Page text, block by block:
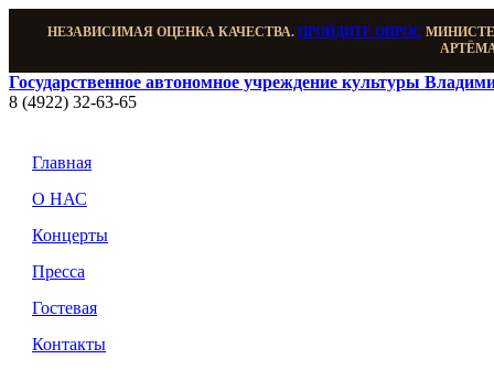
НЕЗАВИСИМАЯ ОЦЕНКА КАЧЕСТВА. ПРОЙДИТЕ ОПРОС
Государственное автономное учреждение культуры
8 (4922) 32-63-65
Главная
О НАС
Концерты
Пресса
Гостевая
Контакты